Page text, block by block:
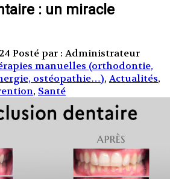
: un miracle
Posté par : Administrateur
manuelles (orthodontie,
ostéopathie…),Actualités,
, Santé